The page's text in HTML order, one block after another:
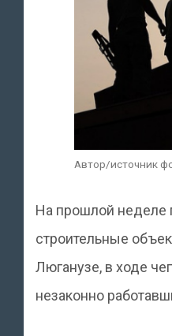
Автор/источник
На прошлой неделе
строительные
Люганузе, в ходе
незаконно